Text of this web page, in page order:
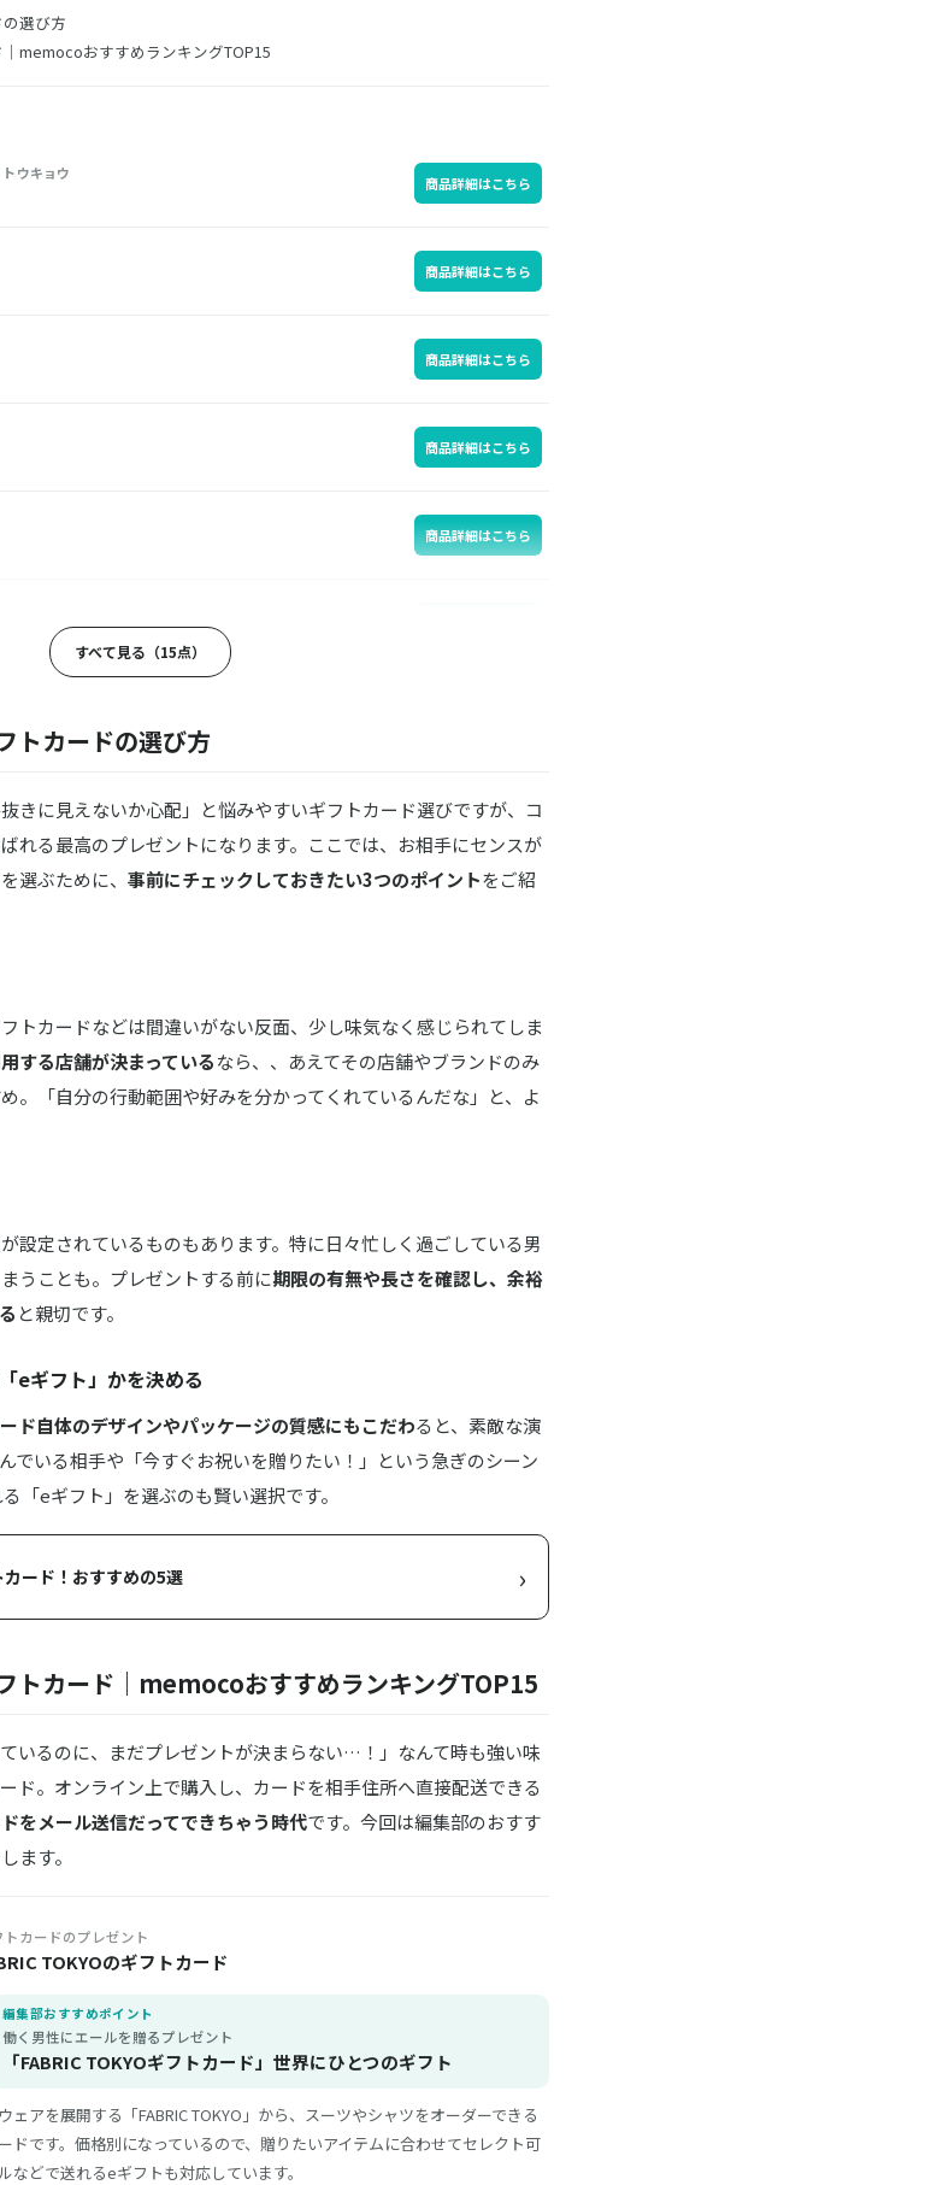
選び方
memocoおすすめランキングTOP15
ウキョウ
商品詳細はこちら
商品詳細はこちら
商品詳細はこちら
商品詳細はこちら
商品詳細はこちら
Your Favorite
商品詳細はこちら
商品詳細はこちら
ひ】
商品詳細はこちら
商品詳細はこちら
ケット 商品詳細はこちら
すべて見る（15点）
トカードの選び方
きに見えないか心配」と悩みやすいギフトカード選びですが、コ
れる最高のプレゼントになります。ここでは、お相手にセンスが
選ぶために、 事前にチェックしておきたい3つのポイントをご紹
トカードなどは間違いがない反面、少し味気なく感じられてしま
する店舗が決まっているなら、、あえてその店舗やブランドのみ
。「自分の行動範囲や好みを分かってくれているんだな」と、よ
設定されているものもあります。特に日々忙しく過ごしている男
うことも。プレゼントする前に期限の有無や長さを確認し、余裕
と親切です。
eギフト」かを決める
ド自体のデザインやパッケージの質感にもこだわると、素敵な演
でいる相手や「今すぐお祝いを贈りたい！」という急ぎのシーン
「eギフト」を選ぶのも賢い選択です。
ード！おすすめの5選 ›
トカード｜memocoおすすめランキングTOP15
ているのに、まだプレゼントが決まらない…！」なんて時も強い味
ド。オンライン上で購入し、カードを相手住所へ直接配送できる
をメール送信だってできちゃう時代です。今回は編集部のおすす
ます。
カードのプレゼント
TOKYOのギフトカード
編集部おすすめポイント
働く男性にエールを贈るプレゼント
「FABRIC TOKYOギフトカード」世界にひとつのギフト
ェアを展開する「FABRIC TOKYO」から、スーツやシャツをオーダーできる
ドです。価格別になっているので、贈りたいアイテムに合わせてセレクト可
などで送れるeギフトも対応しています。